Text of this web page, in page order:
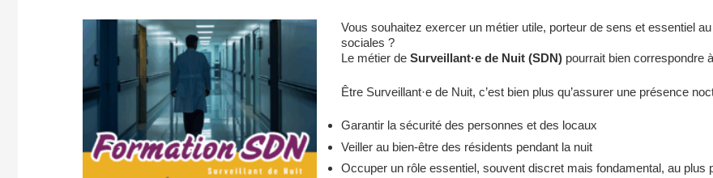
Vous souhaitez exercer un métier utile, porteur de sens et essentiel
sociales ?
Le métier de Surveillant·e de Nuit (SDN) pourrait bien correspondre
Être Surveillant·e de Nuit, c’est bien plus qu’assurer une présence
Garantir la sécurité des personnes et des locaux
Veiller au bien-être des résidents pendant la nuit
Occuper un rôle essentiel, souvent discret mais fondamental, au plus